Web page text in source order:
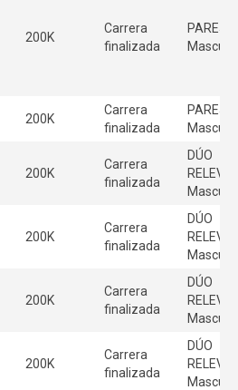
200K
Carrera
finalizada
200K
Carrera
finalizada
200K
Carrera
finalizada
DÚO
200K
Carrera
finalizada
DÚO
200K
Carrera
finalizada
DÚO
200K
Carrera
finalizada
DÚO